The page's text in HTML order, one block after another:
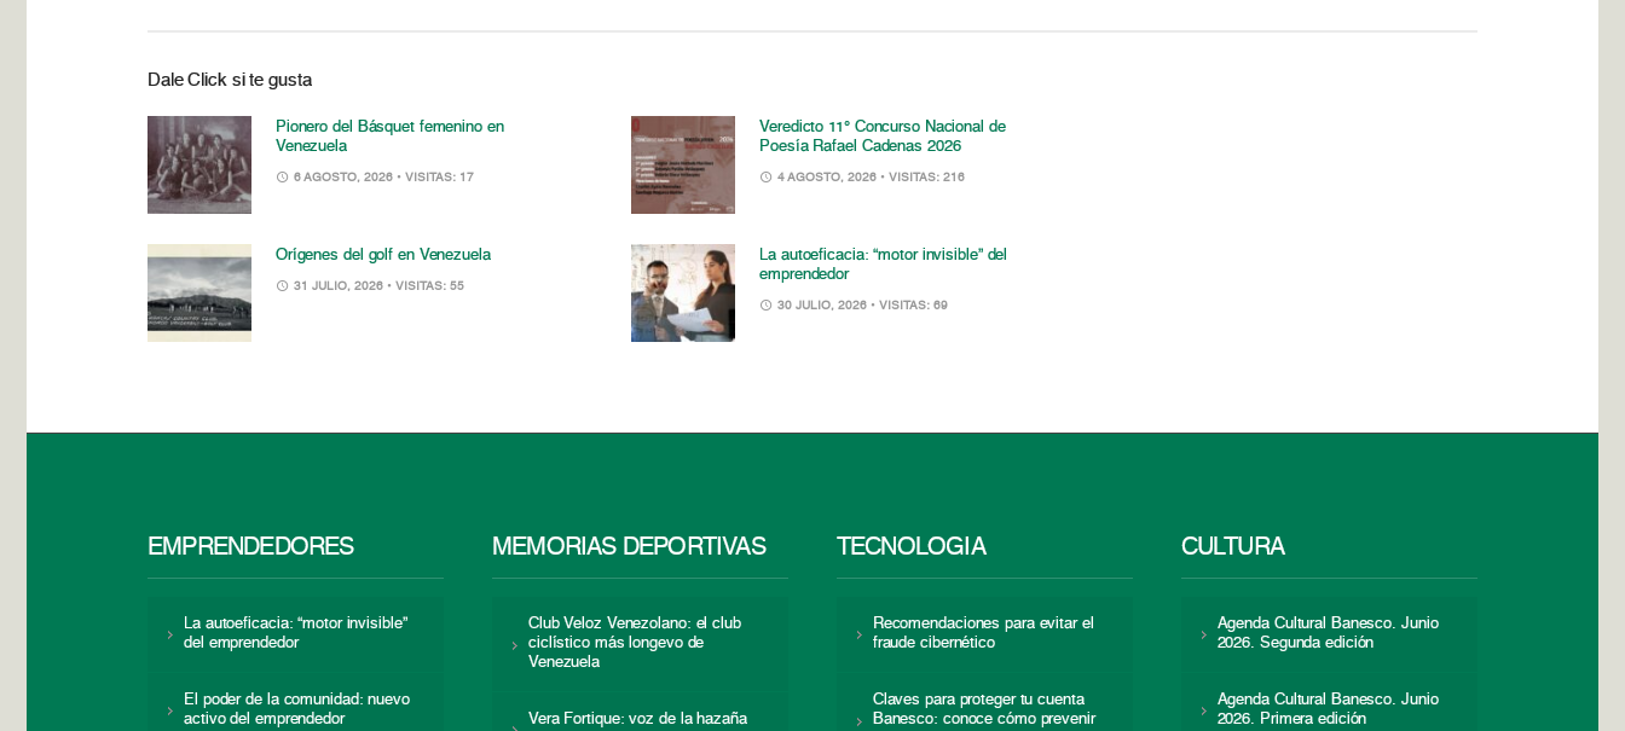
Dale Click si te gusta
Pionero del Básquet femenino en
Venezuela
6 AGOSTO, 2026 • VISITAS: 17
Veredicto 11° Concurso Nacional de
Poesía Rafael Cadenas 2026
4 AGOSTO, 2026 • VISITAS: 216
Orígenes del golf en Venezuela
31 JULIO, 2026 • VISITAS: 55
La autoeficacia: “motor invisible” del
emprendedor
30 JULIO, 2026 • VISITAS: 69
EMPRENDEDORES
La autoeficacia: “motor invisible”
del emprendedor
El poder de la comunidad: nuevo
activo del emprendedor
MEMORIAS DEPORTIVAS
Club Veloz Venezolano: el club
ciclístico más longevo de
Venezuela
Vera Fortique: voz de la hazaña
TECNOLOGÍA
Recomendaciones para evitar el
fraude cibernético
Claves para proteger tu cuenta
Banesco: conoce cómo prevenir
CULTURA
Agenda Cultural Banesco. Junio
2026. Segunda edición
Agenda Cultural Banesco. Junio
2026. Primera edición